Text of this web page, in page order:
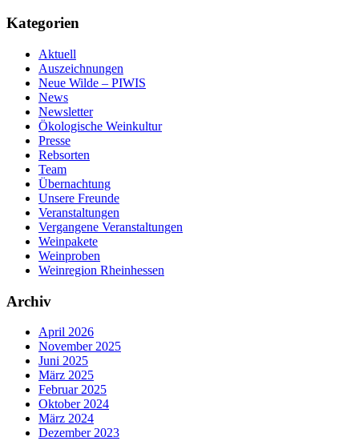
Kategorien
Aktuell
Auszeichnungen
Neue Wilde – PIWIS
News
Newsletter
Ökologische Weinkultur
Presse
Rebsorten
Team
Übernachtung
Unsere Freunde
Veranstaltungen
Vergangene Veranstaltungen
Weinpakete
Weinproben
Weinregion Rheinhessen
Archiv
April 2026
November 2025
Juni 2025
März 2025
Februar 2025
Oktober 2024
März 2024
Dezember 2023